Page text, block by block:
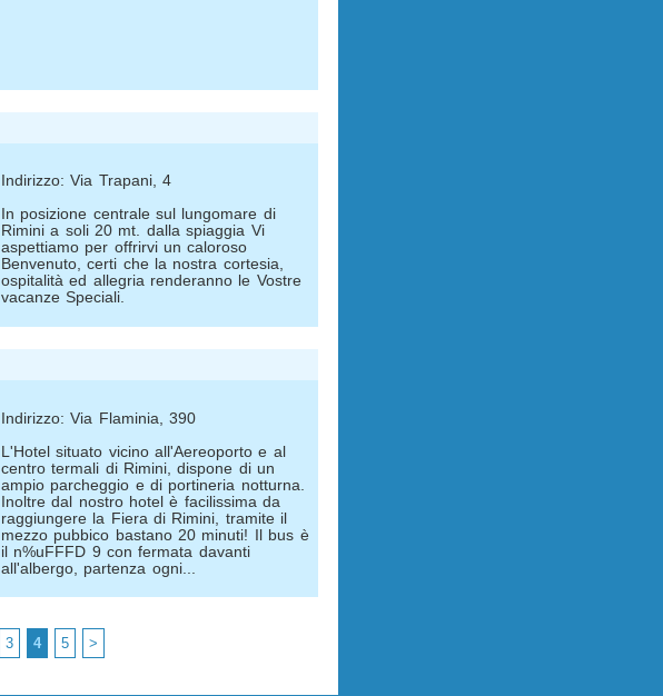
Indirizzo: Via Trapani, 4
In posizione centrale sul lungomare di
Rimini a soli 20 mt. dalla spiaggia Vi
aspettiamo per offrirvi un caloroso
Benvenuto, certi che la nostra cortesia,
ospitalità ed allegria renderanno le Vostre
vacanze Speciali.
Indirizzo: Via Flaminia, 390
L'Hotel situato vicino all'Aereoporto e al
centro termali di Rimini, dispone di un
ampio parcheggio e di portineria notturna.
Inoltre dal nostro hotel è facilissima da
raggiungere la Fiera di Rimini, tramite il
mezzo pubbico bastano 20 minuti! Il bus è
il n%uFFFD 9 con fermata davanti
all'albergo, partenza ogni...
3 4 5 >